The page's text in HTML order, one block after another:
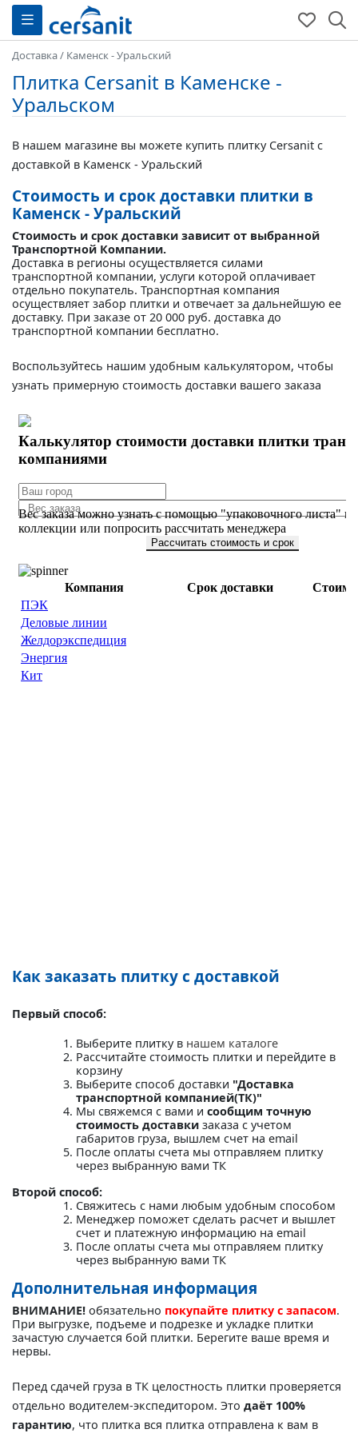
Доставка/ Каменск - Уральский
Плитка Cersanit в Каменске -
Уральском
В нашем магазине вы можете купить плитку Cersanit с
доставкой в Каменск - Уральский
Стоимость и срок доставки плитки в
Каменск - Уральский
Стоимость и срок доставки зависит от выбранной
Транспортной Компании.
Доставка в регионы осуществляется силами
транспортной компании, услуги которой оплачивает
отдельно покупатель. Транспортная компания
осуществляет забор плитки и отвечает за дальнейшую ее
доставку. При заказе от 20 000 руб. доставка до
транспортной компании бесплатно.
Воспользуйтесь нашим удобным калькулятором, чтобы
узнать примерную стоимость доставки вашего заказа
Как заказать плитку с доставкой
Первый способ:
Выберите плитку в нашем каталоге
Рассчитайте стоимость плитки и перейдите в
корзину
Выберите способ доставки "Доставка
транспортной компанией(ТК)"
Мы свяжемся с вами и сообщим точную
стоимость доставки заказа с учетом
габаритов груза, вышлем счет на email
После оплаты счета мы отправляем плитку
через выбранную вами ТК
Второй способ:
Свяжитесь с нами любым удобным способом
Менеджер поможет сделать расчет и вышлет
счет и платежную информацию на email
После оплаты счета мы отправляем плитку
через выбранную вами ТК
Дополнительная информация
ВНИМАНИЕ! обязательно покупайте плитку с запасом.
При выгрузке, подъеме и подрезке и укладке плитки
зачастую случается бой плитки. Берегите ваше время и
нервы.
Перед сдачей груза в ТК целостность плитки проверяется
отдельно водителем-экспедитором. Это даёт 100%
гарантию, что плитка вся плитка отправлена к вам в